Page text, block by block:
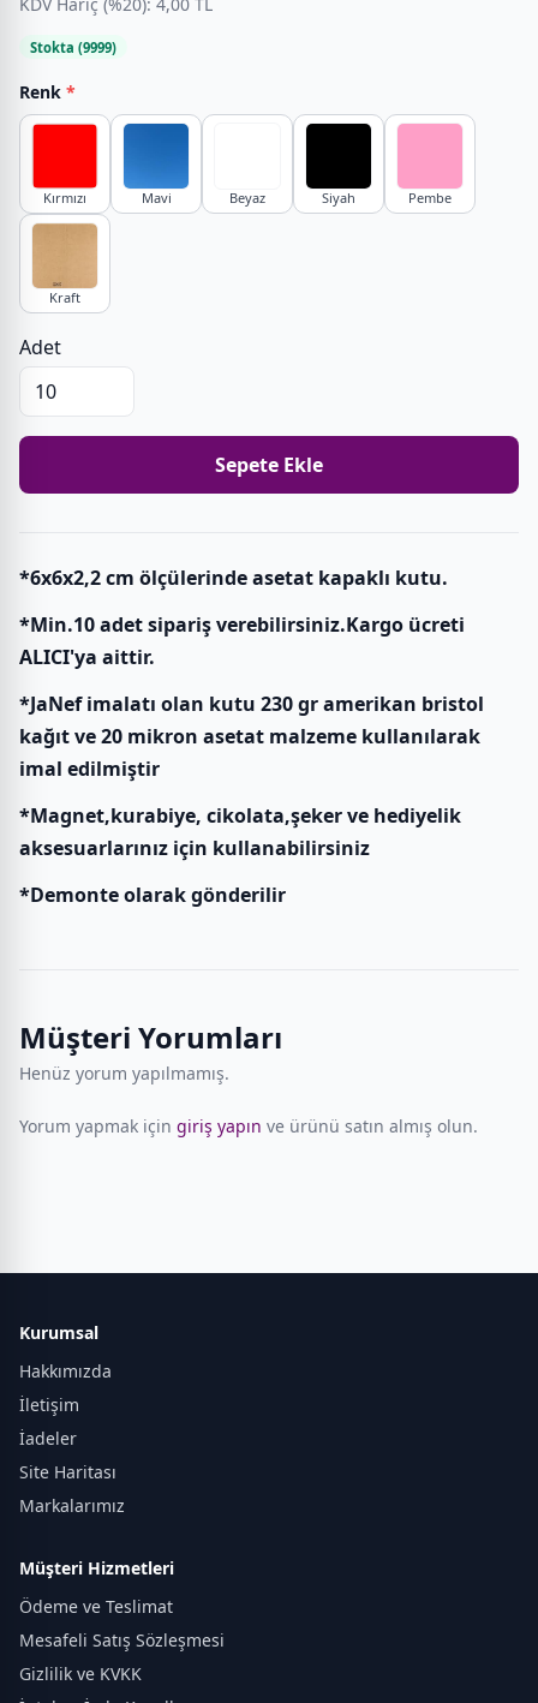
Stokta (9999)
Renk *
Kırmızı Mavi Beyaz Siyah Pembe
Kraft
Adet
Sepete Ekle
*6x6x2,2 cm ölçülerinde asetat kapaklı kutu.
*Min.10 adet sipariş verebilirsiniz.Kargo ücreti
ALICI'ya aittir.
*JaNef imalatı olan kutu 230 gr amerikan bristol
kağıt ve 20 mikron asetat malzeme kullanılarak
imal edilmiştir
*Magnet,kurabiye, cikolata,şeker ve hediyelik
aksesuarlarınız için kullanabilirsiniz
*Demonte olarak gönderilir
Müşteri Yorumları
Henüz yorum yapılmamış.
Yorum yapmak için giriş yapın ve ürünü satın almış olun.
Kurumsal
Hakkımızda
İletişim
İadeler
Site Haritası
Markalarımız
Müşteri Hizmetleri
Ödeme ve Teslimat
Mesafeli Satış Sözleşmesi
Gizlilik ve KVKK